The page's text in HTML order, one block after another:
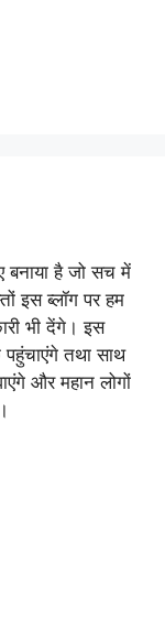
है जो सच में
इस ब्लॉग पर हम
भी देंगे। इस
पहुंचाएंगे तथा साथ
और महान लोगों